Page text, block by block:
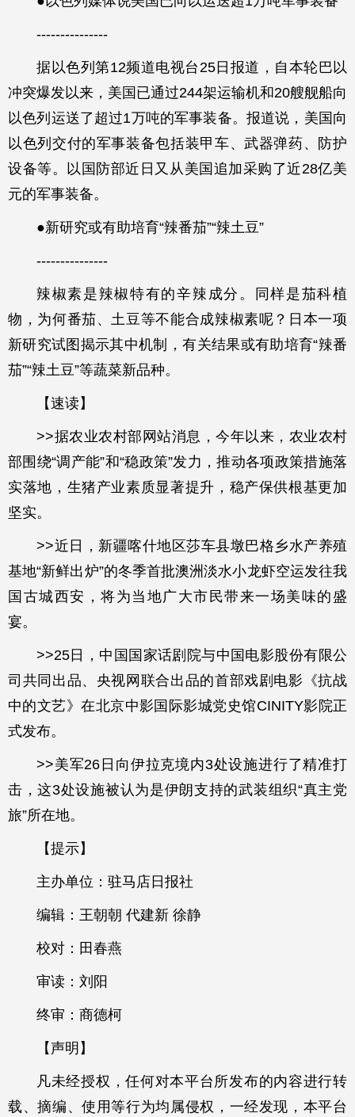
---------------
据以色列第12频道电视台25日报道，自本轮巴以
冲突爆发以来，美国已通过244架运输机和20艘舰船向
以色列运送了超过1万吨的军事装备。报道说，美国向
以色列交付的军事装备包括装甲车、武器弹药、防护
设备等。以国防部近日又从美国追加采购了近28亿美
元的军事装备。
●新研究或有助培育“辣番茄”“辣土豆”
---------------
辣椒素是辣椒特有的辛辣成分。同样是茄科植
物，为何番茄、土豆等不能合成辣椒素呢？日本一项
新研究试图揭示其中机制，有关结果或有助培育“辣番
茄”“辣土豆”等蔬菜新品种。
【速读】
>>据农业农村部网站消息，今年以来，农业农村
部围绕“调产能”和“稳政策”发力，推动各项政策措施落
实落地，生猪产业素质显著提升，稳产保供根基更加
坚实。
>>近日，新疆喀什地区莎车县墩巴格乡水产养殖
基地“新鲜出炉”的冬季首批澳洲淡水小龙虾空运发往我
国古城西安，将为当地广大市民带来一场美味的盛
宴。
>>25日，中国国家话剧院与中国电影股份有限公
司共同出品、央视网联合出品的首部戏剧电影《抗战
中的文艺》在北京中影国际影城党史馆CINITY影院正
式发布。
>>美军26日向伊拉克境内3处设施进行了精准打
击，这3处设施被认为是伊朗支持的武装组织“真主党
旅”所在地。
【提示】
主办单位：驻马店日报社
编辑：王朝朝 代建新 徐静
校对：田春燕
审读：刘阳
终审：商德柯
【声明】
凡未经授权，任何对本平台所发布的内容进行转
载、摘编、使用等行为均属侵权，一经发现，本平台